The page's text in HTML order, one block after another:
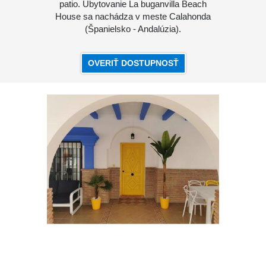
patio. Ubytovanie La buganvilla Beach
House sa nachádza v meste Calahonda
(Španielsko - Andalúzia).
OVERIŤ DOSTUPNOSŤ